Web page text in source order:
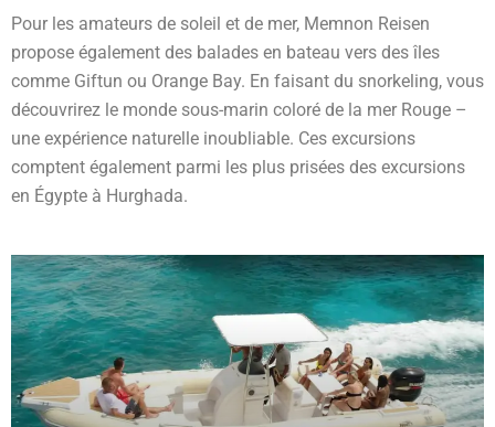
Pour les amateurs de soleil et de mer, Memnon Reisen
propose également des balades en bateau vers des îles
comme Giftun ou Orange Bay. En faisant du snorkeling, vous
découvrirez le monde sous-marin coloré de la mer Rouge –
une expérience naturelle inoubliable. Ces excursions
comptent également parmi les plus prisées des excursions
en Égypte à Hurghada.